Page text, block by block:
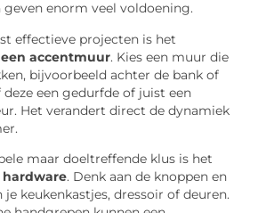
geven enorm veel voldoening.
effectieve projecten is het
accentmuur. Kies een muur die
bijvoorbeeld achter de bank of
deze een gedurfde of juist een
Het verandert direct de dynamiek
maar doeltreffende klus is het
hardware. Denk aan de knoppen en
je keukenkastjes, dressoir of deuren.